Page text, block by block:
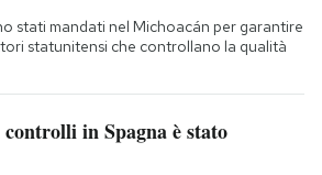
stati mandati nel Michoacán per garantire
statunitensi che controllano la qualità
in Spagna è stato